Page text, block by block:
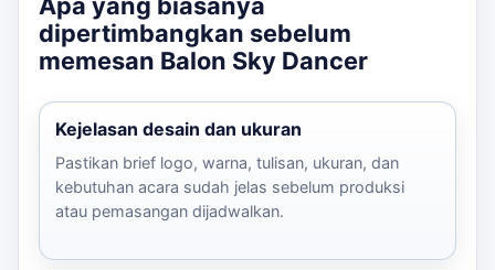
dipertimbangkan sebelum
memesan Balon Sky Dancer
Kejelasan desain dan ukuran
Pastikan brief logo, warna, tulisan, ukuran, dan
kebutuhan acara sudah jelas sebelum produksi
atau pemasangan dijadwalkan.